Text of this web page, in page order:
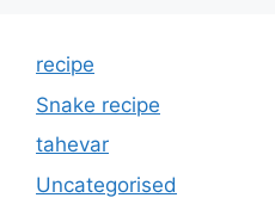
recipe
Snake recipe
tahevar
Uncategorised